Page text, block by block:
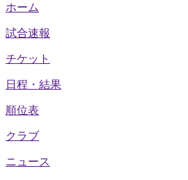
ホーム
試合速報
チケット
日程・結果
順位表
クラブ
ニュース